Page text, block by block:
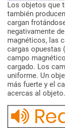
Los objetos que
también producen
cargan
negativamente de
magnéticos, las
cargas opuestas
campo magnético
cargado. Los
uniforme. Un
más fuerte y el
acercas al objeto.